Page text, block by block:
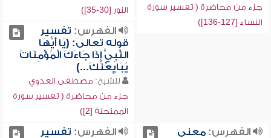
جزء من محاضرة ( تفسير سورة
النساء [127-136])
النور [30-35])
الفهرس: تفسير
قوله تعالى: (يَا أَيُّهَا
النَّبِيُّ إِذَا جَاءَكَ الْمُؤْمِنَاتُ
يُبَايِعْنَكَ...)
للشيخ: مصطفى العدوي
جزء من محاضرة ( تفسير سورة
الممتحنة [2])
الفهرس:معنى
الفهرس: تفسير